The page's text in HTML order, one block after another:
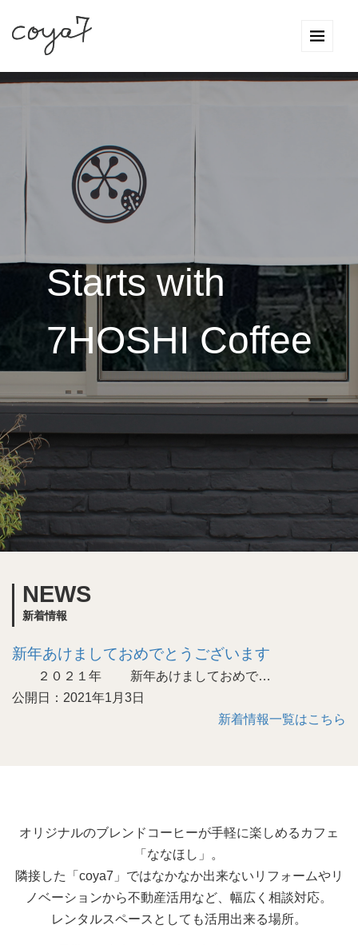
Starts with
7HOSHI Coffee
NEWS
新着情報
新年あけましておめでとうございます
２０２１年 新年あけましておめで…
公開日：2021年1月3日
新着情報一覧はこちら
オリジナルのブレンドコーヒーが手軽に楽しめるカフェ
「ななほし」。
隣接した「coya7」ではなかなか出来ないリフォームやリ
ノベーションから不動産活用など、幅広く相談対応。
レンタルスペースとしても活用出来る場所。